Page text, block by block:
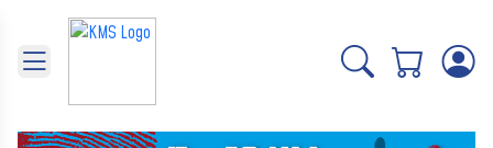
Panneau de gestion des cookies